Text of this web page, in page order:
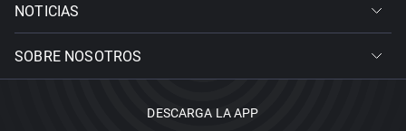
NOTICIAS
SOBRE NOSOTROS
DESCARGA LA APP